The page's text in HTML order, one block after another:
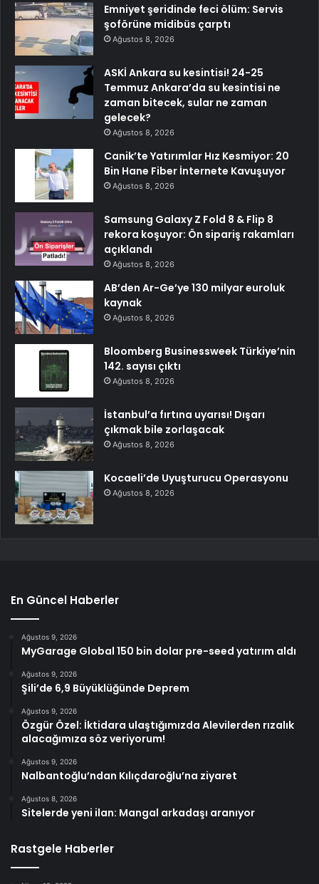
Emniyet şeridinde feci ölüm: Servis
şoförüne midibüs çarptı
Ağustos 8, 2026
ASKİ Ankara su kesintisi! 24-25
Temmuz Ankara’da su kesintisi ne
zaman bitecek, sular ne zaman
gelecek?
Ağustos 8, 2026
Canik’te Yatırımlar Hız Kesmiyor: 20
Bin Hane Fiber İnternete Kavuşuyor
Ağustos 8, 2026
Samsung Galaxy Z Fold 8 & Flip 8
rekora koşuyor: Ön sipariş rakamları
açıklandı
Ağustos 8, 2026
AB’den Ar-Ge’ye 130 milyar euroluk
kaynak
Ağustos 8, 2026
Bloomberg Businessweek Türkiye’nin
142. sayısı çıktı
Ağustos 8, 2026
İstanbul’a fırtına uyarısı! Dışarı
çıkmak bile zorlaşacak
Ağustos 8, 2026
Kocaeli’de Uyuşturucu Operasyonu
Ağustos 8, 2026
En Güncel Haberler
Ağustos 9, 2026
MyGarage Global 150 bin dolar pre-seed yatırım aldı
Ağustos 9, 2026
Şili’de 6,9 Büyüklüğünde Deprem
Ağustos 9, 2026
Özgür Özel: İktidara ulaştığımızda Alevilerden rızalık
alacağımıza söz veriyorum!
Ağustos 9, 2026
Nalbantoğlu’ndan Kılıçdaroğlu’na ziyaret
Ağustos 8, 2026
Sitelerde yeni ilan: Mangal arkadaşı aranıyor
Rastgele Haberler